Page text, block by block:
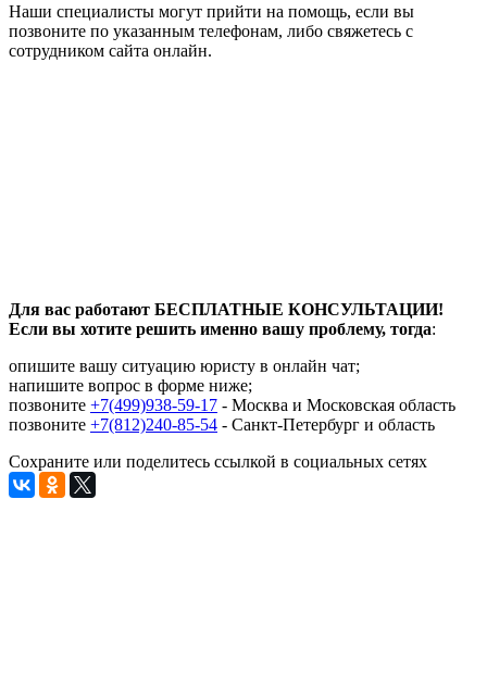
Наши специалисты могут прийти на помощь, если вы
позвоните по указанным телефонам, либо свяжетесь с
сотрудником сайта онлайн.
Для вас работают БЕСПЛАТНЫЕ КОНСУЛЬТАЦИИ!
Если вы хотите решить именно вашу проблему, тогда:
опишите вашу ситуацию юристу в онлайн чат;
напишите вопрос в форме ниже;
позвоните +7(499)938-59-17 - Москва и Московская область
позвоните +7(812)240-85-54 - Санкт-Петербург и область
Сохраните или поделитесь ссылкой в социальных сетях